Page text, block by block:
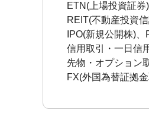
ETN(上場投資証券
REIT(不動産投資
IPO(新規公開株)
信用取引・一日信
先物・オプション
FX(外国為替証拠